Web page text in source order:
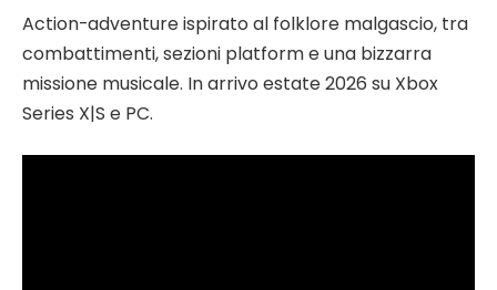
Action-adventure ispirato al folklore malgascio, tra
combattimenti, sezioni platform e una bizzarra
missione musicale. In arrivo estate 2026 su Xbox
Series X|S e PC.